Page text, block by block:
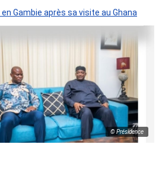
Gambie après sa visite au Ghana
© Présidence